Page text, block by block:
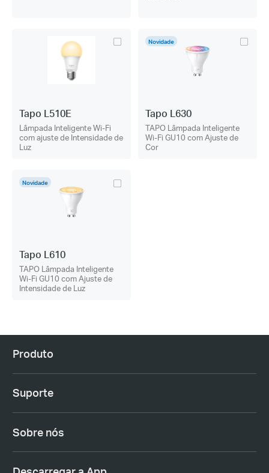
Tapo L510E
Lâmpada Inteligente Wi-Fi
com ajuste de Intensidade de
Luz
Novidade
Tapo L630
TAPO Lâmpada Inteligente
Wi-Fi GU10 com Ajuste de
Cor
Novidade
Tapo L610
TAPO Lâmpada Inteligente
Wi-Fi GU10 com Ajuste de
Intensidade de Luz
Produto
Suporte
Sobre nós